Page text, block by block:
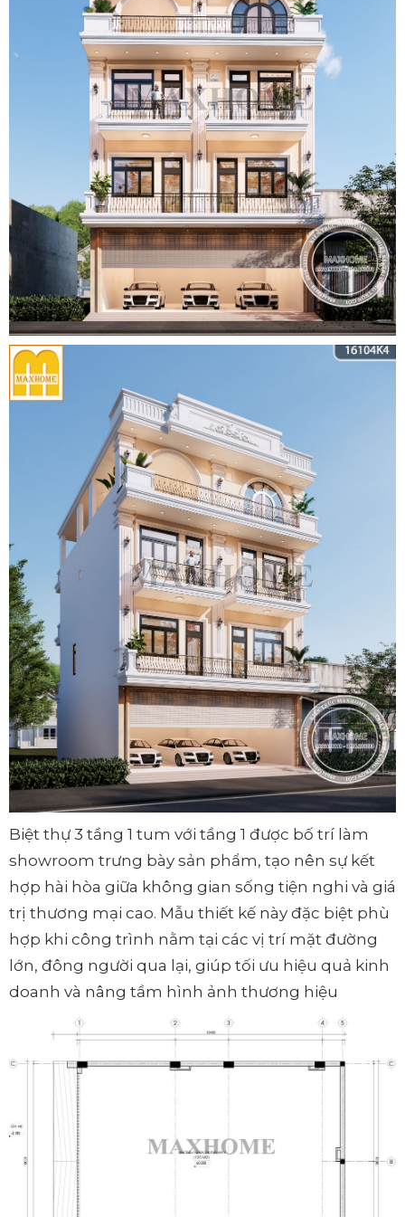
Biệt thự 3 tầng 1 tum với tầng 1 được bố trí làm
showroom trưng bày sản phẩm, tạo nên sự kết
hợp hài hòa giữa không gian sống tiện nghi và giá
trị thương mại cao. Mẫu thiết kế này đặc biệt phù
hợp khi công trình nằm tại các vị trí mặt đường
lớn, đông người qua lại, giúp tối ưu hiệu quả kinh
doanh và nâng tầm hình ảnh thương hiệu